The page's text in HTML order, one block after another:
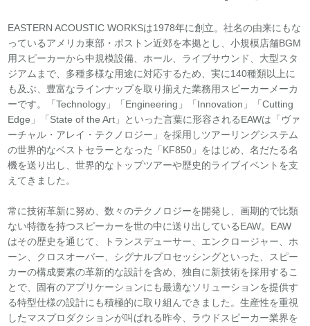
EASTERN ACOUSTIC WORKSは1978年に創立。社名の由来にもな
っているアメリカ東部・ボストン近郊を本拠とし、小規模店舗BGM
用スピーカーから中規模設備、ホール、ライブサウンド、大型スタ
ジアムまで、多種多様な用途に対応するため、実に140種類以上に
も及ぶ、豊富なラインナップを取り揃えた業務用スピーカーメーカ
ーです。「Technology」「Engineering」「Innovation」「Cutting
Edge」「State of the Art」といった言葉に形容されるEAWは「ヴァ
ーチャル・アレイ・テクノロジー」を採用しツアーリングシステム
の世界的なベストセラーとなった「KF850」をはじめ、名だたる名
機を送り出し、世界的なトップツアーや歴史的ライブイベントを支
えてきました。
常に技術革新に努め、数々のテクノロジーを開発し、画期的で比類
ない特徴を持つスピーカーを世の中に送り出しているEAW。EAW
はその歴史を通じて、トランスデューサー、エンクロージャー、ホ
ーン、クロスオーバー、シグナルプロセッシングといった、スピー
カーの構成要素の革新的な設計を含め、独自に新技術を採用するこ
とで、固有のアプリケーションにも最適なソリューションを提供す
る特型仕様の設計にも積極的に取り組んできました。生産性を重視
したマスプロダクションが叫ばれる昨今、ラウドスピーカー業界を